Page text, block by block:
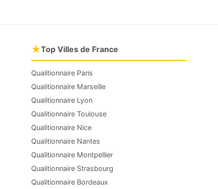
★Top Villes de France
Qualitionnaire Paris
Qualitionnaire Marseille
Qualitionnaire Lyon
Qualitionnaire Toulouse
Qualitionnaire Nice
Qualitionnaire Nantes
Qualitionnaire Montpellier
Qualitionnaire Strasbourg
Qualitionnaire Bordeaux